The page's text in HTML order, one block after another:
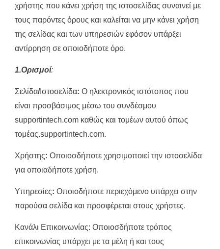
χρήστης που κάνει χρήση της ιστοσελίδας συναινεί με
τους παρόντες όρους και καλείται να μην κάνει χρήση
της σελίδας και των υπηρεσιών εφόσον υπάρξει
αντίρρηση σε οποιοδήποτε όρο.
1.Ορισμοί:
Σελίδα/Ιστοσελίδα: Ο ηλεκτρονικός ιστότοπος που
είναι προσβάσιμος μέσω του συνδέσμου
supportintech.com καθώς και τομέων αυτού όπως
τομέας.supportintech.com.
Χρήστης: Οποιοσδήποτε χρησιμοποιεί την ιστοσελίδα
για οποιαδήποτε χρήση.
Υπηρεσίες: Οποιοδήποτε περιεχόμενο υπάρχει στην
παρούσα σελίδα και προσφέρεται στους χρήστες.
Κανάλι Επικοινωνίας: Οποιοσδήποτε τρόπος
επικοινωνίας υπάρχει με τα μέλη ή και τους